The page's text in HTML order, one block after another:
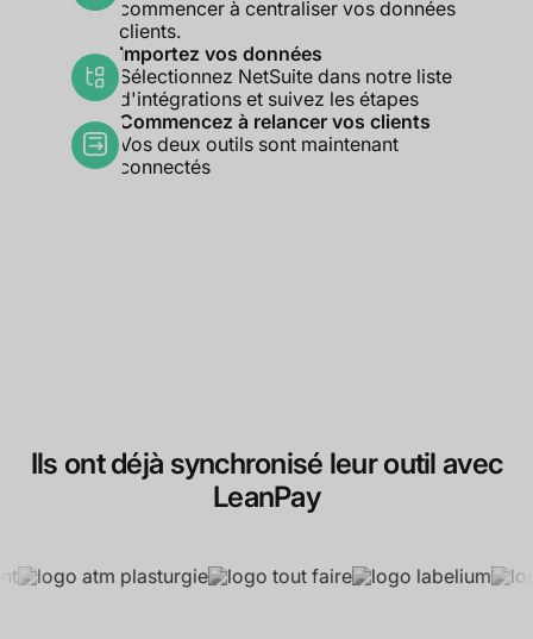
commencer à centraliser vos données
clients.
Importez vos données
Sélectionnez NetSuite dans notre liste
d'intégrations et suivez les étapes
Commencez à relancer vos clients
Vos deux outils sont maintenant
connectés
Ils ont déjà synchronisé leur outil avec
LeanPay